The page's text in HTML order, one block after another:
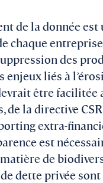
de la donnée
chaque
des
enjeux liés à
être facilitée
la directive
extra-
est
de
dette privée